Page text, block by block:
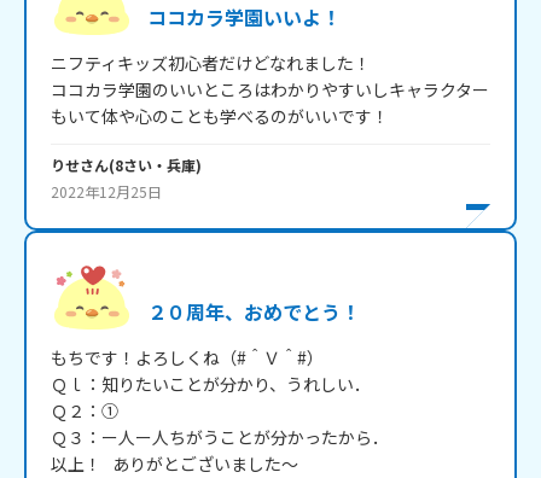
ココカラ学園いいよ！
ニフティキッズ初心者だけどなれました！
ココカラ学園のいいところはわかりやすいしキャラクター
もいて体や心のことも学べるのがいいです！
りせさん(8さい・ 兵庫)
2022年12月25日
２０周年、おめでとう！
もちです！よろしくね（#＾Ｖ＾#）
Ｑｌ：知りたいことが分かり、うれしい．
Ｑ２：①
Ｑ３：ー人ー人ちがうことが分かったから．
以上！   ありがとございました～